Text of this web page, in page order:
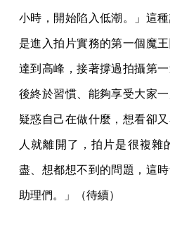
小時，開始陷入低潮。」這
是進入拍片實務的第一個魔
達到高峰，接著撐過拍攝第
後終於習慣、能夠享受大家
疑惑自己在做什麼，想看卻
人就離開了，拍片是很複雜
盡、想都想不到的問題，這
助理們。」（待續）